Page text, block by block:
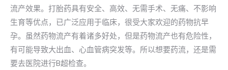
流产效果。打胎药具有安全、高效、无需手术、无痛、不影响
生育等优点，已广泛应用于临床，很受大家欢迎的药物抗早
孕。虽然药物流产有着诸多好处，但是药物流产也有危险性，
有可能导致大出血、心血管病突发等。所以想要药流，还是需
要去医院进行B超检查。